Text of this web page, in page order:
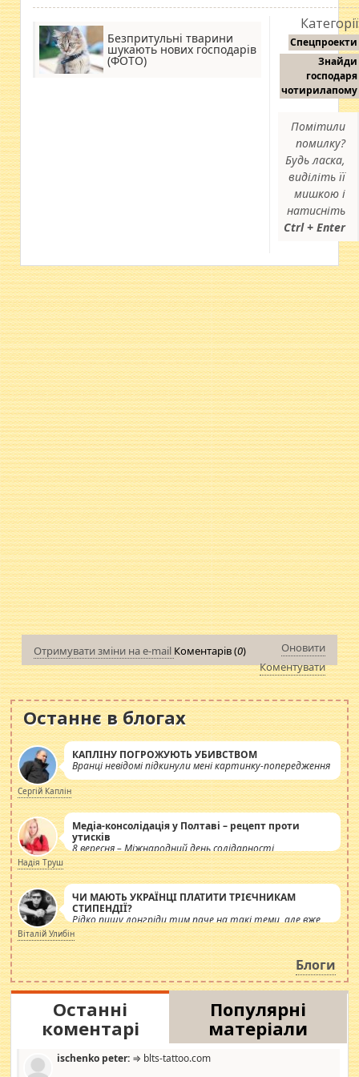
Безпритульні тварини
шукають нових господарів
(ФОТО)
Спецпроекти
Знайди
господаря
чотирилапому
Помітили
помилку?
Будь ласка,
виділіть її
мишкою і
натисніть
Ctrl + Enter
Отримувати зміни на e-mail Коментарів (0)
Оновити
Коментувати
Останнє в блогах
КАПЛІНУ ПОГРОЖУЮТЬ УБИВСТВОМ
Вранці невідомі підкинули мені картинку-попередження
Сергій Каплін
Медіа-консолідація у Полтаві – рецепт проти
утисків
8 вересня – Міжнародний день солідарності
журналістів.
Надія Труш
ЧИ МАЮТЬ УКРАЇНЦІ ПЛАТИТИ ТРІЄЧНИКАМ
СТИПЕНДІЇ?
Рідко пишу лонгріди тим паче на такі теми, але вже
просто дістало! Обурюють сьогоднішні інсенуації
навколо стипендіального питання. Штучно
роздувається ще одна соціальна катастрофа.
Віталій Улибін
Блоги
Останні
коментарі
Популярні
матеріали
ischenko peter: ⇒ blts-tattoo.com